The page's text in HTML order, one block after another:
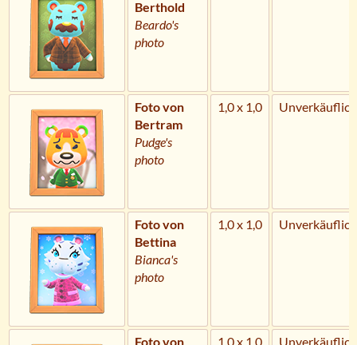
Berthold
Beardo's
photo
Foto von
Bertram
Pudge's
photo
1,0 x 1,0 Unverkäuflich
Foto von
Bettina
Bianca's
photo
1,0 x 1,0 Unverkäuflich
Foto von
1,0 x 1,0 Unverkäuflich